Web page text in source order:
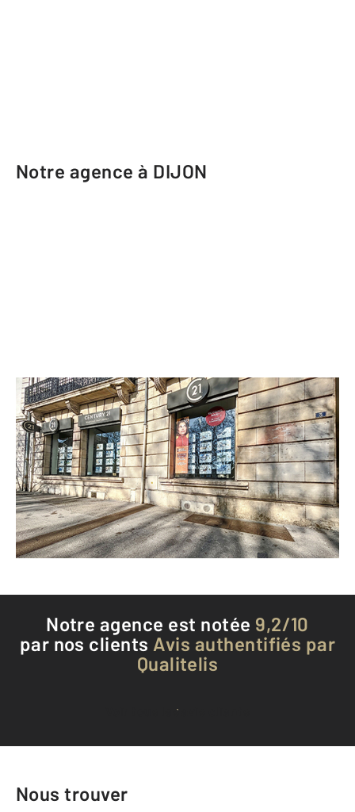
Notre agence à DIJON
CENTURY 21 Martinot Immobilier
3 Place de la République
DIJON - 21000
Envoyer un message
Téléphoner à l'agence
Notre agence est notée 9,2/10
par nos clients Avis authentifiés par
Qualitelis
Voir tous les avis clients
Nous trouver